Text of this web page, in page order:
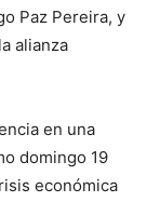
Paz Pereira, y
alianza
en una
domingo 19
económica